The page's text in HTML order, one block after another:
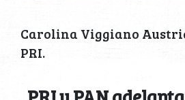
Carolina Viggiano
PRI.